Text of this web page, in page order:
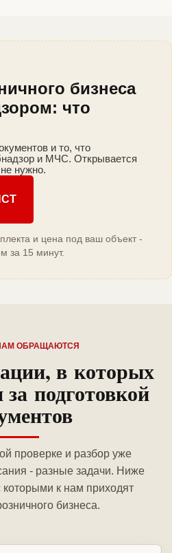
бизнеса
что
и то, что
и МЧС. Открывается
нужно.
и цена под ваш объект -
за 15 минут.
ОБРАЩАЮТСЯ
в которых
подготовкой
проверке и разбор уже
- разные задачи. Ниже
которыми к нам приходят
бизнеса.